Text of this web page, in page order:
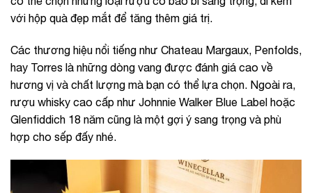
với hộp quà đẹp mắt để tăng thêm giá trị.
Các thương hiệu nổi tiếng như Chateau Margaux, Penfolds,
hay Torres là những dòng vang được đánh giá cao về
hương vị và chất lượng mà bạn có thể lựa chọn. Ngoài ra,
rượu whisky cao cấp như Johnnie Walker Blue Label hoặc
Glenfiddich 18 năm cũng là một gợi ý sang trọng và phù
hợp cho sếp đấy nhé.